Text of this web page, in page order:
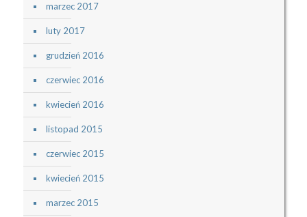
marzec 2017
luty 2017
grudzień 2016
czerwiec 2016
kwiecień 2016
listopad 2015
czerwiec 2015
kwiecień 2015
marzec 2015